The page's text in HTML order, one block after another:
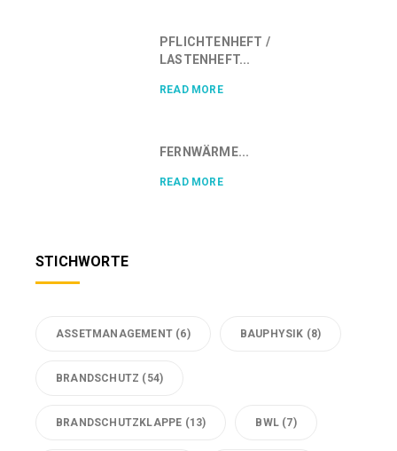
PFLICHTENHEFT /
LASTENHEFT...
READ MORE
FERNWÄRME...
READ MORE
STICHWORTE
ASSETMANAGEMENT (6) BAUPHYSIK (8)
BRANDSCHUTZ (54)
BRANDSCHUTZKLAPPE (13) BWL (7)